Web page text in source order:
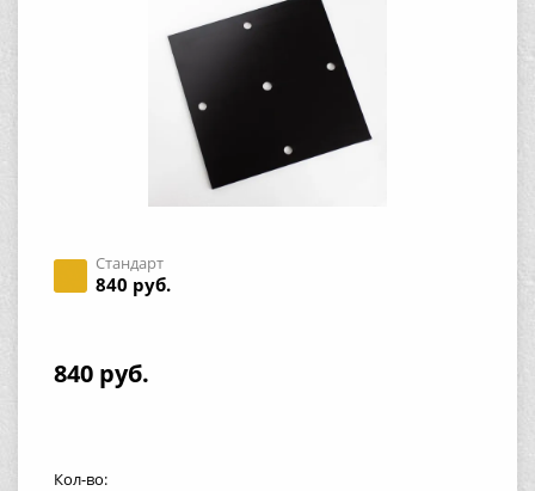
Стандарт
840 руб.
840 руб.
Кол-во: